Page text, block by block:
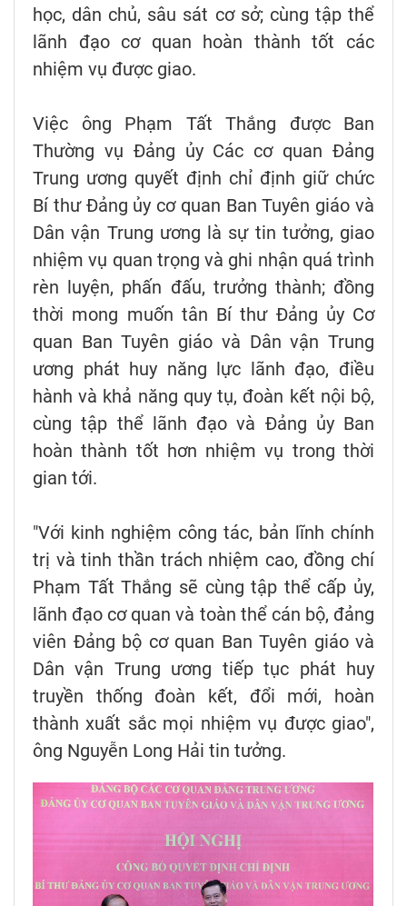
học, dân chủ, sâu sát cơ sở; cùng tập thể
lãnh đạo cơ quan hoàn thành tốt các
nhiệm vụ được giao.
Việc ông Phạm Tất Thắng được Ban
Thường vụ Đảng ủy Các cơ quan Đảng
Trung ương quyết định chỉ định giữ chức
Bí thư Đảng ủy cơ quan Ban Tuyên giáo và
Dân vận Trung ương là sự tin tưởng, giao
nhiệm vụ quan trọng và ghi nhận quá trình
rèn luyện, phấn đấu, trưởng thành; đồng
thời mong muốn tân Bí thư Đảng ủy Cơ
quan Ban Tuyên giáo và Dân vận Trung
ương phát huy năng lực lãnh đạo, điều
hành và khả năng quy tụ, đoàn kết nội bộ,
cùng tập thể lãnh đạo và Đảng ủy Ban
hoàn thành tốt hơn nhiệm vụ trong thời
gian tới.
"Với kinh nghiệm công tác, bản lĩnh chính
trị và tinh thần trách nhiệm cao, đồng chí
Phạm Tất Thắng sẽ cùng tập thể cấp ủy,
lãnh đạo cơ quan và toàn thể cán bộ, đảng
viên Đảng bộ cơ quan Ban Tuyên giáo và
Dân vận Trung ương tiếp tục phát huy
truyền thống đoàn kết, đổi mới, hoàn
thành xuất sắc mọi nhiệm vụ được giao",
ông Nguyễn Long Hải tin tưởng.